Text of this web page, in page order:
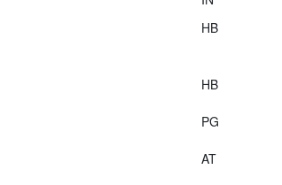
HB
HB
PG
AT